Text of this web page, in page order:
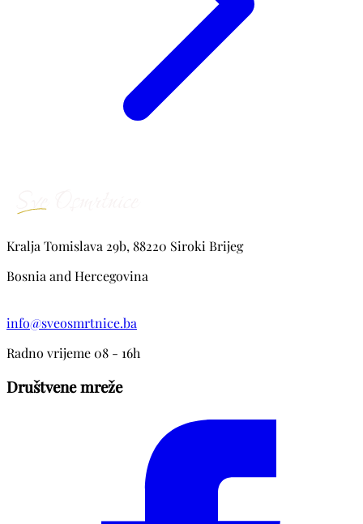
Kralja Tomislava 29b, 88220 Siroki Brijeg
Bosnia and Hercegovina
info@sveosmrtnice.ba
Radno vrijeme 08 - 16h
Društvene mreže